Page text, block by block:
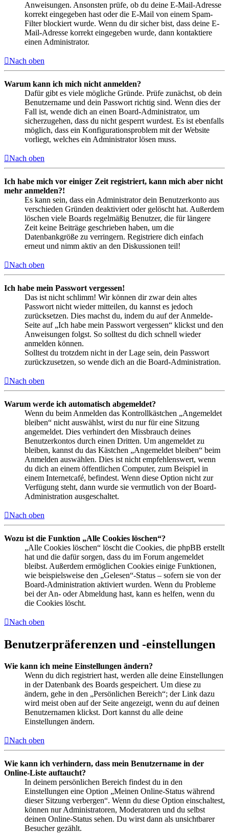
Anweisungen. Ansonsten prüfe, ob du deine E-Mail-Adresse
korrekt eingegeben hast oder die E-Mail von einem Spam-
Filter blockiert wurde. Wenn du dir sicher bist, dass deine E-
Mail-Adresse korrekt eingegeben wurde, dann kontaktiere
einen Administrator.
Nach oben
Warum kann ich mich nicht anmelden?
Dafür gibt es viele mögliche Gründe. Prüfe zunächst, ob dein
Benutzername und dein Passwort richtig sind. Wenn dies der
Fall ist, wende dich an einen Board-Administrator, um
sicherzugehen, dass du nicht gesperrt wurdest. Es ist ebenfalls
möglich, dass ein Konfigurationsproblem mit der Website
vorliegt, welches ein Administrator lösen muss.
Nach oben
Ich habe mich vor einiger Zeit registriert, kann mich aber nicht
mehr anmelden?!
Es kann sein, dass ein Administrator dein Benutzerkonto aus
verschieden Gründen deaktiviert oder gelöscht hat. Außerdem
löschen viele Boards regelmäßig Benutzer, die für längere
Zeit keine Beiträge geschrieben haben, um die
Datenbankgröße zu verringern. Registriere dich einfach
erneut und nimm aktiv an den Diskussionen teil!
Nach oben
Ich habe mein Passwort vergessen!
Das ist nicht schlimm! Wir können dir zwar dein altes
Passwort nicht wieder mitteilen, du kannst es jedoch
zurücksetzen. Dies machst du, indem du auf der Anmelde-
Seite auf „Ich habe mein Passwort vergessen“ klickst und den
Anweisungen folgst. So solltest du dich schnell wieder
anmelden können.
Solltest du trotzdem nicht in der Lage sein, dein Passwort
zurückzusetzen, so wende dich an die Board-Administration.
Nach oben
Warum werde ich automatisch abgemeldet?
Wenn du beim Anmelden das Kontrollkästchen „Angemeldet
bleiben“ nicht auswählst, wirst du nur für eine Sitzung
angemeldet. Dies verhindert den Missbrauch deines
Benutzerkontos durch einen Dritten. Um angemeldet zu
bleiben, kannst du das Kästchen „Angemeldet bleiben“ beim
Anmelden auswählen. Dies ist nicht empfehlenswert, wenn
du dich an einem öffentlichen Computer, zum Beispiel in
einem Internetcafé, befindest. Wenn diese Option nicht zur
Verfügung steht, dann wurde sie vermutlich von der Board-
Administration ausgeschaltet.
Nach oben
Wozu ist die Funktion „Alle Cookies löschen“?
„Alle Cookies löschen“ löscht die Cookies, die phpBB erstellt
hat und die dafür sorgen, dass du im Forum angemeldet
bleibst. Außerdem ermöglichen Cookies einige Funktionen,
wie beispielsweise den „Gelesen“-Status – sofern sie von der
Board-Administration aktiviert wurden. Wenn du Probleme
bei der An- oder Abmeldung hast, kann es helfen, wenn du
die Cookies löscht.
Nach oben
Benutzerpräferenzen und -einstellungen
Wie kann ich meine Einstellungen ändern?
Wenn du dich registriert hast, werden alle deine Einstellungen
in der Datenbank des Boards gespeichert. Um diese zu
ändern, gehe in den „Persönlichen Bereich“; der Link dazu
wird meist oben auf der Seite angezeigt, wenn du auf deinen
Benutzernamen klickst. Dort kannst du alle deine
Einstellungen ändern.
Nach oben
Wie kann ich verhindern, dass mein Benutzername in der
Online-Liste auftaucht?
In deinem persönlichen Bereich findest du in den
Einstellungen eine Option „Meinen Online-Status während
dieser Sitzung verbergen“. Wenn du diese Option einschaltest,
können nur Administratoren, Moderatoren und du selbst
deinen Online-Status sehen. Du wirst dann als unsichtbarer
Besucher gezählt.